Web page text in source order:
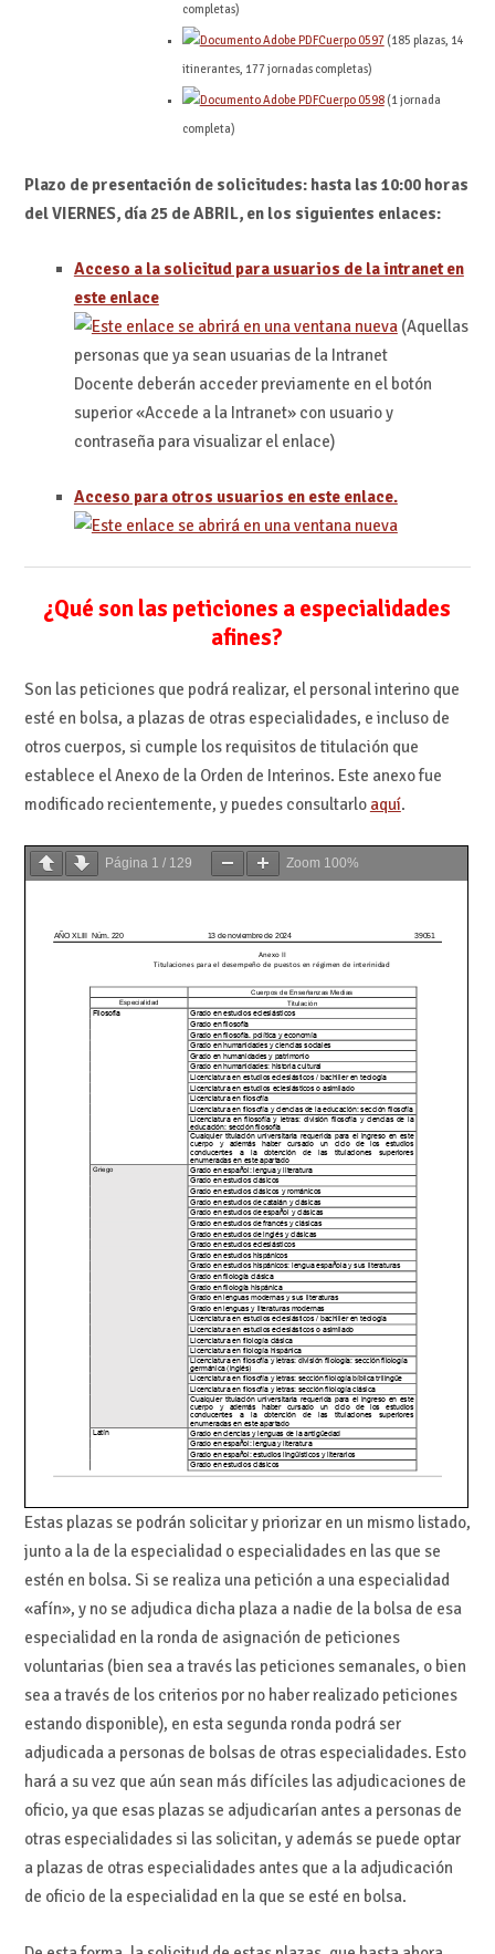
completas)
Cuerpo 0597(185 plazas, 14
itinerantes, 177 jornadas completas)
Cuerpo 0598(1 jornada
completa)
Plazo de presentación de solicitudes: hasta las 10:00 horas
del VIERNES, día 25 de ABRIL, en los siguientes enlaces:
Acceso a la solicitud para usuarios de la intranet en
este enlace
(Aquellas
personas que ya sean usuarias de la Intranet
Docente deberán acceder previamente en el botón
superior «Accede a la Intranet» con usuario y
contraseña para visualizar el enlace)
Acceso para otros usuarios en este enlace.
¿Qué son las peticiones a especialidades
afines?
Son las peticiones que podrá realizar, el personal interino que
esté en bolsa, a plazas de otras especialidades, e incluso de
otros cuerpos, si cumple los requisitos de titulación que
establece el Anexo de la Orden de Interinos. Este anexo fue
modificado recientemente, y puedes consultarlo aquí.
Página 1 / 129 Zoom 100%
Estas plazas se podrán solicitar y priorizar en un mismo listado,
junto a la de la especialidad o especialidades en las que se
estén en bolsa. Si se realiza una petición a una especialidad
«afín», y no se adjudica dicha plaza a nadie de la bolsa de esa
especialidad en la ronda de asignación de peticiones
voluntarias (bien sea a través las peticiones semanales, o bien
sea a través de los criterios por no haber realizado peticiones
estando disponible), en esta segunda ronda podrá ser
adjudicada a personas de bolsas de otras especialidades. Esto
hará a su vez que aún sean más difíciles las adjudicaciones de
oficio, ya que esas plazas se adjudicarían antes a personas de
otras especialidades si las solicitan, y además se puede optar
a plazas de otras especialidades antes que a la adjudicación
de oficio de la especialidad en la que se esté en bolsa.